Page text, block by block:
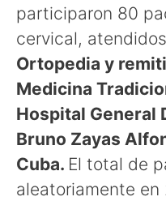
participaron 80
cervical,
Ortopedia y
Medicina
Hospital General
Bruno Zayas
Cuba. El total de
aleatoriamente en